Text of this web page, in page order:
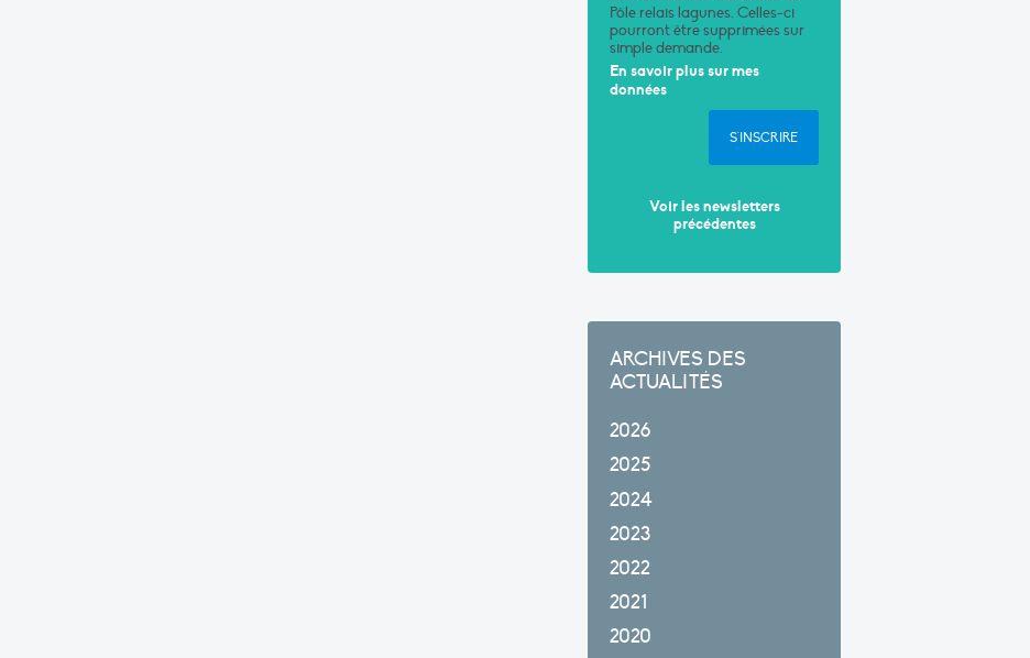
Pôle relais lagunes. Celles-ci
pourront être supprimées sur
simple demande.
En savoir plus sur mes
données
S'INSCRIRE
Voir les newsletters
précédentes
ARCHIVES DES
ACTUALITÉS
2026
2025
2024
2023
2022
2021
2020